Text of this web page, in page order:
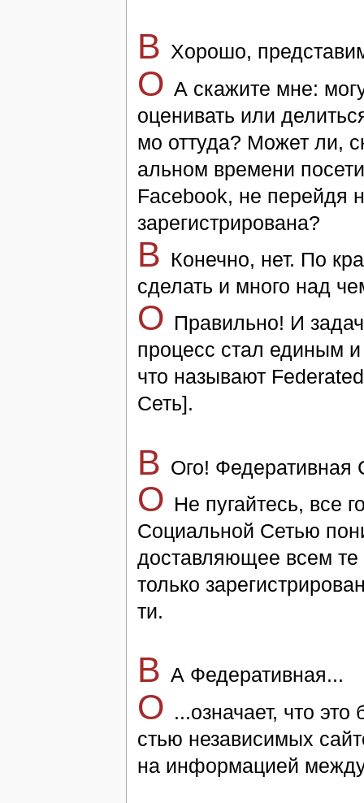
В Хо­ро­шо,
O А ска­жи­те мне:
оценивать или
мо от­ту­да? Мо­жет ли,
аль­ном вре­мени
Facebook, не пе­рей­дя
за­ре­ги­ст­ри­ро­ва­на?
В Конеч­но, нет. По
сде­лать и мно­го над
O Пра­виль­но! И
про­цесс стал еди­ным
что на­зы­ва­ют
Сеть].
B Ого! Фе­де­ра­тив­ная
O Не пу­гай­тесь, все
Со­ци­аль­ной Се­тью
достав­ляю­щее всем
толь­ко
ти.
B А Фе­де­ра­тив­ная...
O ...оз­на­ча­ет, что
стью неза­ви­си­мых
на ин­фор­ма­ци­ей